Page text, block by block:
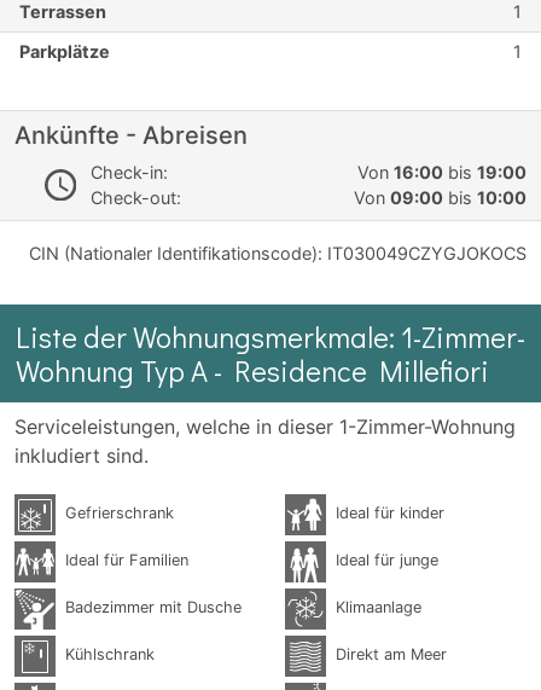
Terrassen
1
Parkplätze
1
Ankünfte - Abreisen
Check-in: Von 16:00 bis 19:00
Check-out:
Von 09:00 bis 10:00
CIN (Nationaler Identifikationscode): IT030049CZYGJOKOCS
Liste der Wohnungsmerkmale: 1-Zimmer-
Wohnung Typ A - Residence Millefiori
Serviceleistungen, welche in dieser 1-Zimmer-Wohnung
inkludiert sind.
Gefrierschrank Ideal für kinder
Ideal für Familien Ideal für junge
Badezimmer mit Dusche Klimaanlage
Kühlschrank Direkt am Meer